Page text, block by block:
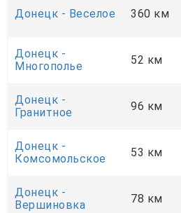
Донецк - Веселое 360 км
Донецк -
Многополье
52 км
Донецк -
Гранитное
96 км
Донецк -
Комсомольское
53 км
Донецк -
Вершиновка
78 км